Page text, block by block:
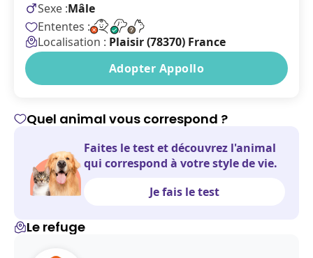
Sexe :Mâle
Ententes :
Localisation : Plaisir (78370) France
Adopter Appollo
Quel animal vous correspond ?
Faites le test et découvrez l'animal
qui correspond à votre style de vie.
Je fais le test
Le refuge